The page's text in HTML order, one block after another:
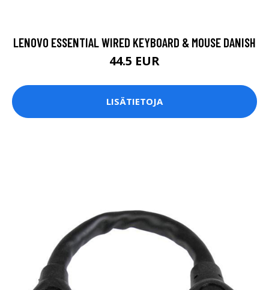
LENOVO ESSENTIAL WIRED KEYBOARD & MOUSE DANISH
44.5 EUR
LISÄTIETOJA